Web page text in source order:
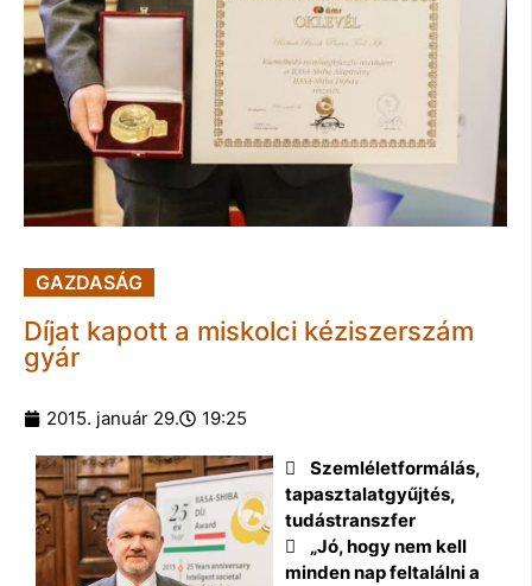
GAZDASÁG
Díjat kapott a miskolci kéziszerszám
gyár
2015. január 29. 19:25
 Szemléletformálás,
tapasztalatgyűjtés,
tudástranszfer
 „Jó, hogy nem kell
minden nap feltalálni a